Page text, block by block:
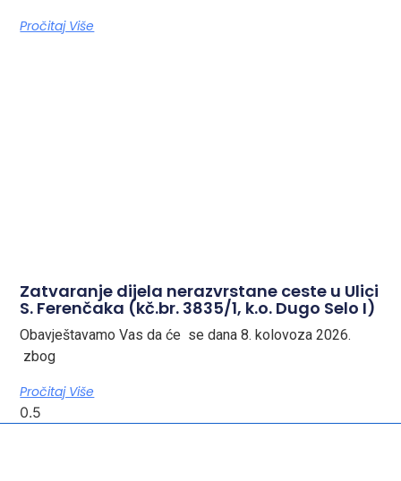
Pročitaj Više
Zatvaranje dijela nerazvrstane ceste u Ulici
S. Ferenčaka (kč.br. 3835/1, k.o. Dugo Selo I)
Obavještavamo Vas da će se dana 8. kolovoza 2026.
zbog
Pročitaj Više